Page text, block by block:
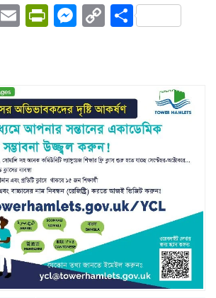
EmailPrintFriendly
Messenger
CopyShare